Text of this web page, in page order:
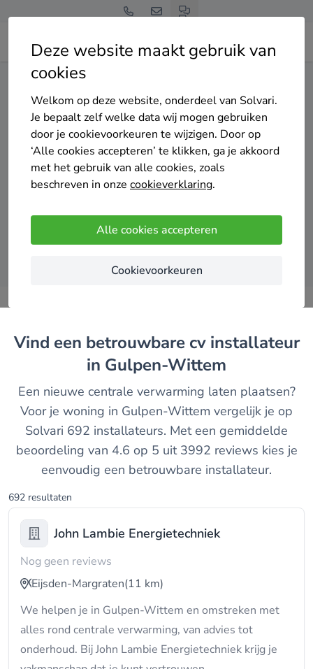
Deze website maakt gebruik van
cookies
Welkom op deze website, onderdeel van Solvari.
Je bepaalt zelf welke data wij mogen gebruiken
door je cookievoorkeuren te wijzigen. Door op
‘Alle cookies accepteren’ te klikken, ga je akkoord
met het gebruik van alle cookies, zoals
beschreven in onze cookieverklaring.
Alle cookies accepteren
Cookievoorkeuren
Home Centrale verwarming
Gratis en vrijblijvend
Top 20 cv installateurs
in Gulpen-Wittem
Vergelijk offertes
Vind een betrouwbare cv installateur
in Gulpen-Wittem
Een nieuwe centrale verwarming laten plaatsen?
Voor je woning in Gulpen-Wittem vergelijk je op
Solvari 692 installateurs. Met een gemiddelde
beoordeling van 4.6 op 5 uit 3992 reviews kies je
eenvoudig een betrouwbare installateur.
692 resultaten
John Lambie Energietechniek
Nog geen reviews
Eijsden-Margraten(11 km)
We helpen je in Gulpen-Wittem en omstreken met
alles rond centrale verwarming, van advies tot
onderhoud. Bij John Lambie Energietechniek krijg je